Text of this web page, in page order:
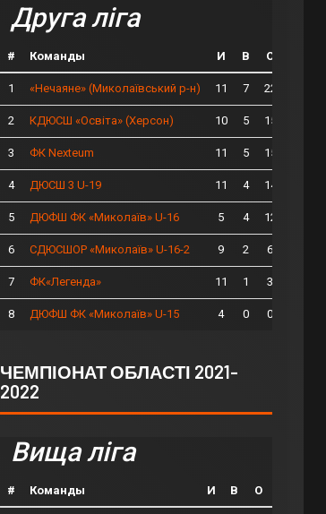
Друга ліга
# Команды И В О
1 «Нечаяне» (Миколаївський р-н) 11 7 22
2 КДЮСШ «Освіта» (Херсон) 10 5 15
3 ФК Nexteum 11 5 15
4 ДЮСШ 3 U-19 11 4 14
5 ДЮФШ ФК «Миколаїв» U-16 5 4 12
6 СДЮСШОР «Миколаїв» U-16-2 9 2 6
7 ФК«Легенда» 11 1 3
8 ДЮФШ ФК «Миколаїв» U-15 4 0 0
ЧЕМПІОНАТ ОБЛАСТІ 2021-
2022
Вища ліга
# Команды И В О